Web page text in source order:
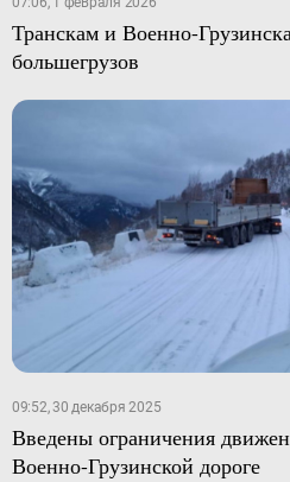
Транскам и Военно-
большегрузов
09:52, 30 декабря 2025
Введены ограничения
Военно-Грузинской дороге